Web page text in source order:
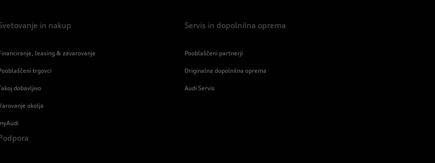
in nakup
leasing & zavarovanje
trgovci
dobavljivo
okolja
Servis in dopolnilna oprema
Pooblaščeni partnerji
Originalna dopolnilna oprema
Audi Servis